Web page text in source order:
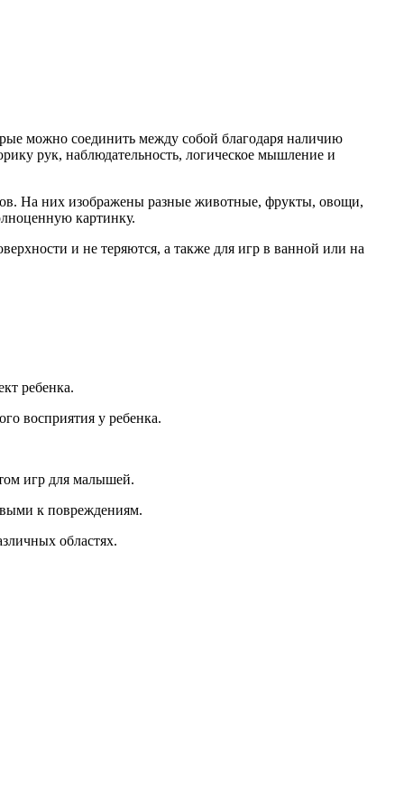
можно соединить между собой благодаря наличию
рук, наблюдательность, логическое мышление и
На них изображены разные животные, фрукты, овощи,
картинку.
и не теряются, а также для игр в ванной или на
ребенка.
восприятия у ребенка.
игр для малышей.
к повреждениям.
областях.